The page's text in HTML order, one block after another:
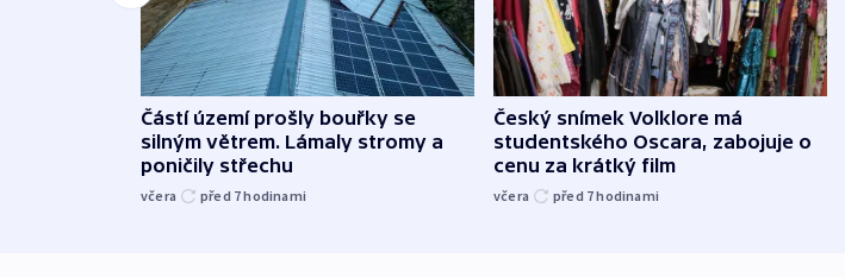
Částí území prošly bouřky se
silným větrem. Lámaly stromy a
poničily střechu
včera před 7hodinami
Český snímek Volklore má
studentského Oscara, zabojuje o
cenu za krátký film
včera před 7hodinami